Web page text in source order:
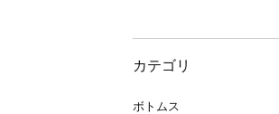
カテゴリ
ボトムス